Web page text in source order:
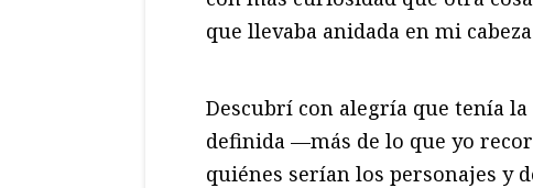
que llevaba anidada en mi
Descubrí con alegría que tenía
definida —más de lo que yo
quiénes serían los personajes y